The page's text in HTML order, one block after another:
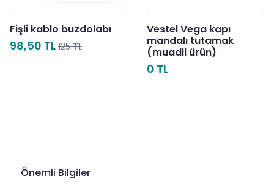
Fişli kablo buzdolabı
98,50 TL 125 TL
Vestel Vega kapı
mandalı tutamak
(muadil ürün)
0 TL
Önemli Bilgiler